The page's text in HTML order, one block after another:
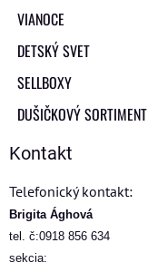
VIANOCE
DETSKÝ SVET
SELLBOXY
DUŠIČKOVÝ SORTIMENT
Kontakt
Telefonický kontakt:
Brigita Ághová
tel. č:0918 856 634
sekcia: